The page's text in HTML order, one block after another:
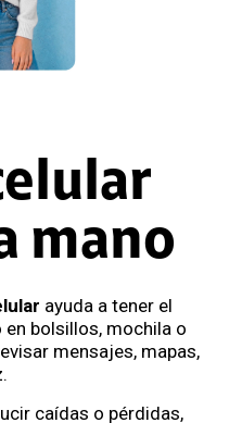
mano
ayuda a tener el
bolsillos, mochila o
mensajes, mapas,
caídas o pérdidas,